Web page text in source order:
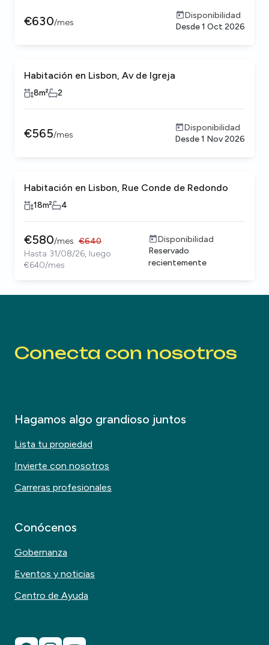
€630/mes
Disponibilidad
Desde1 Oct 2026
Habitación en Lisbon, Av de Igreja
8m² 2
€565/mes
Disponibilidad
Desde1 Nov 2026
Habitación en Lisbon, Rue Conde de Redondo
18m² 4
€580/mes €640
Hasta 31/08/26, luego
€640/mes
Disponibilidad
Reservado
recientemente
Conecta con nosotros
Hagamos algo grandioso juntos
Lista tu propiedad
Invierte con nosotros
Carreras profesionales
Conócenos
Gobernanza
Eventos y noticias
Centro de Ayuda